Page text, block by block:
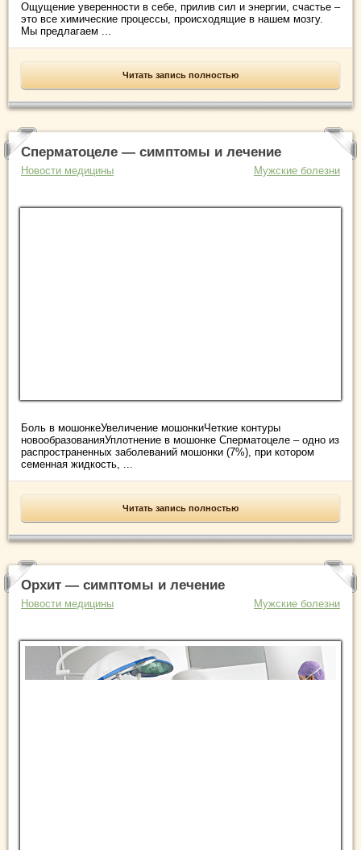
Ощущение уверенности в себе, прилив сил и энергии, счастье –
это все химические процессы, происходящие в нашем мозгу.
Мы предлагаем ...
Читать запись полностью
Сперматоцеле — симптомы и лечение
Новости медицины Мужские болезни
Боль в мошонкеУвеличение мошонкиЧеткие контуры
новообразованияУплотнение в мошонке Сперматоцеле – одно из
распространенных заболеваний мошонки (7%), при котором
семенная жидкость, ...
Читать запись полностью
Орхит — симптомы и лечение
Новости медицины Мужские болезни